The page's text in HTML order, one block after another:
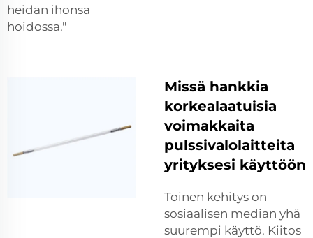
heidän ihonsa
hoidossa."
Missä hankkia
korkealaatuisia
voimakkaita
pulssivalolaitteita
yrityksesi käyttöön
Toinen kehitys on
sosiaalisen median yhä
suurempi käyttö. Kiitos